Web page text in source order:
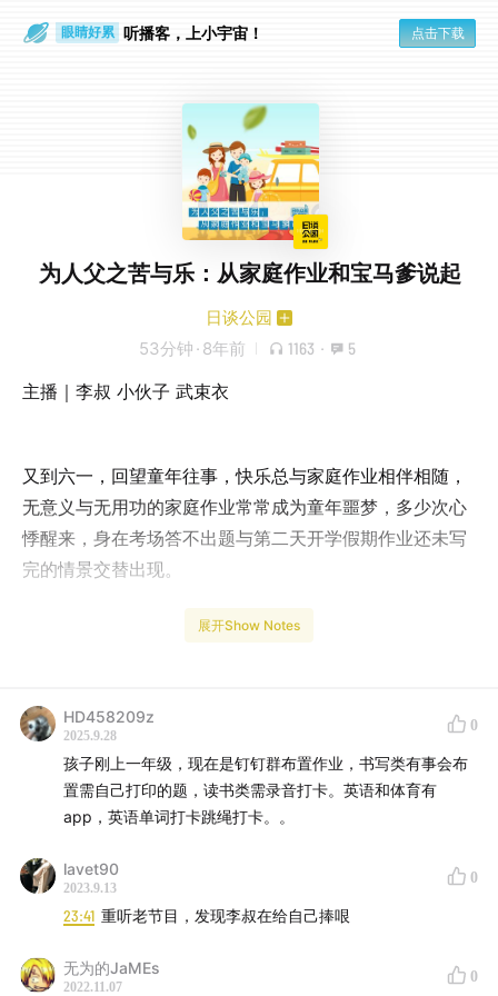
眼睛好累 听播客，上小宇宙！ 点击下载
为人父之苦与乐：从家庭作业和宝马爹说起
日谈公园
53分钟 · 8年前 1163 · 5
主播｜李叔 小伙子 武束衣
又到六一，回望童年往事，快乐总与家庭作业相伴相随，
无意义与无用功的家庭作业常常成为童年噩梦，多少次心
悸醒来，身在考场答不出题与第二天开学假期作业还未写
完的情景交替出现。
从家庭作业聊开去，同时探讨父亲在童年时扮演的角色，
及父子关系的话题与影视作品，欢迎收听。
展开Show Notes
HD458209z
2025.9.28
0
孩子刚上一年级，现在是钉钉群布置作业，书写类有事会布
置需自己打印的题，读书类需录音打卡。英语和体育有
app，英语单词打卡跳绳打卡。。
lavet90
2023.9.13
0
23:41 重听老节目，发现李叔在给自己捧哏
无为的JaMEs
2022.11.07
0